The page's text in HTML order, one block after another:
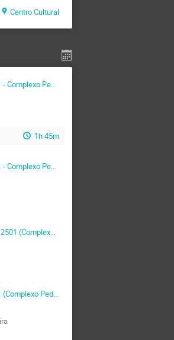
Centro Cultural
Pedagógico
1h 45m
Pedagógico
Universidade Eduardo Mondlane)
Universidade Eduardo Mondlane)